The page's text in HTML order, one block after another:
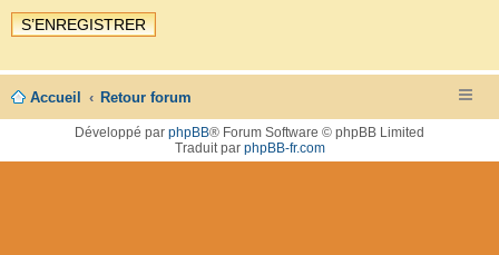
S’ENREGISTRER
Accueil Retour forum
Développé par phpBB® Forum Software © phpBB Limited
Traduit par phpBB-fr.com